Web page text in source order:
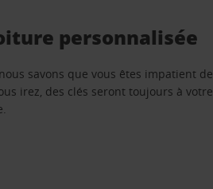
personnalisée
savons que vous êtes impatient de
irez, des clés seront toujours à votre